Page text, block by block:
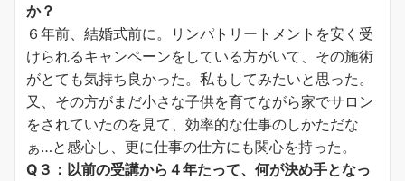
か？
６年前、結婚式前に。リンパトリートメントを安く受
けられるキャンペーンをしている方がいて、その施術
がとても気持ち良かった。私もしてみたいと思った。
又、その方がまだ小さな子供を育てながら家でサロン
をされていたのを見て、効率的な仕事のしかただな
ぁ…と感心し、更に仕事の仕方にも関心を持った。
Q３：以前の受講から４年たって、何が決め手となっ